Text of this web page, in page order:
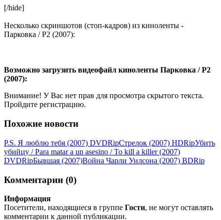
[/hide]
Несколько скриншотов (стоп-кадров) из киноленты -
Парковка / P2 (2007):
Возможно загрузить видеофайл киноленты Парковка / P2
(2007):
Внимание! У Вас нет прав для просмотра скрытого текста.
Пройдите регистрацию.
Похожие новости
P.S. Я люблю тебя (2007) DVDRірСтрелок (2007) HDRірУбить
убийцу / Para matar a un asesino / To kill a killer (2007)
DVDRірБывшая (2007)Война Чарли Уилсона (2007) ВDRір
Комментарии (0)
Информация
Посетители, находящиеся в группе Гости, не могут оставлять
комментарии к данной публикации.